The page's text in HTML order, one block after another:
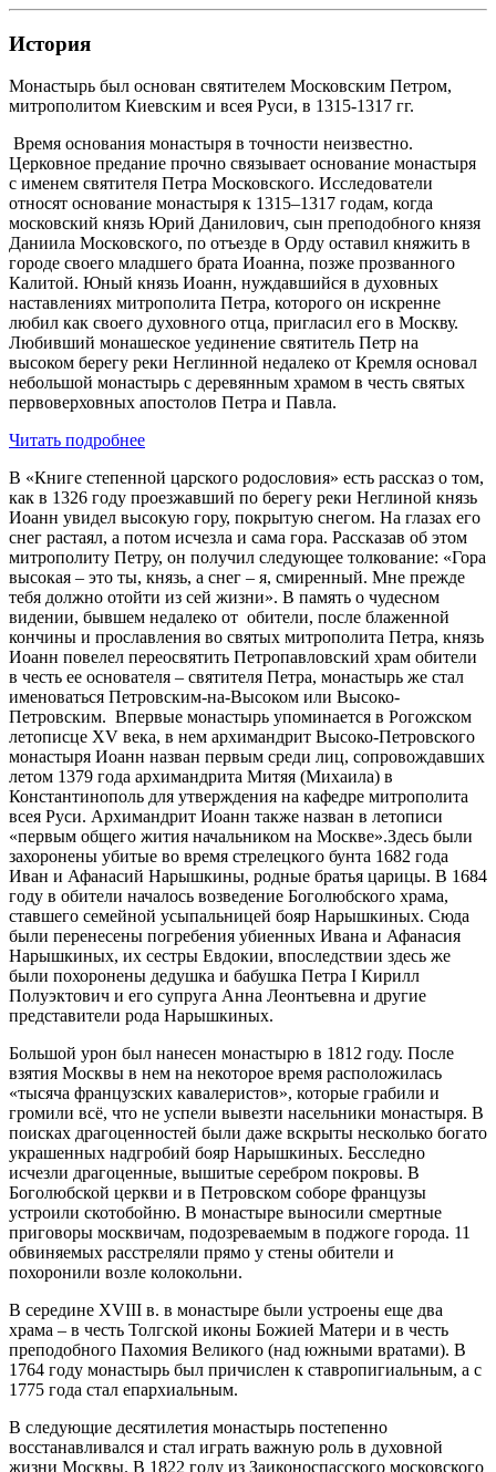
История
Монастырь был основан святителем Московским Петром,
митрополитом Киевским и всея Руси, в 1315-1317 гг.
Время основания монастыря в точности неизвестно.
Церковное предание прочно связывает основание монастыря
с именем святителя Петра Московского. Исследователи
относят основание монастыря к 1315–1317 годам, когда
московский князь Юрий Данилович, сын преподобного князя
Даниила Московского, по отъезде в Орду оставил княжить в
городе своего младшего брата Иоанна, позже прозванного
Калитой. Юный князь Иоанн, нуждавшийся в духовных
наставлениях митрополита Петра, которого он искренне
любил как своего духовного отца, пригласил его в Москву.
Любивший монашеское уединение святитель Петр на
высоком берегу реки Неглинной недалеко от Кремля основал
небольшой монастырь с деревянным храмом в честь святых
первоверховных апостолов Петра и Павла.
Читать подробнее
В «Книге степенной царского родословия» есть рассказ о том,
как в 1326 году проезжавший по берегу реки Неглиной князь
Иоанн увидел высокую гору, покрытую снегом. На глазах его
снег растаял, а потом исчезла и сама гора. Рассказав об этом
митрополиту Петру, он получил следующее толкование: «Гора
высокая – это ты, князь, а снег – я, смиренный. Мне прежде
тебя должно отойти из сей жизни». В память о чудесном
видении, бывшем недалеко от обители, после блаженной
кончины и прославления во святых митрополита Петра, князь
Иоанн повелел переосвятить Петропавловский храм обители
в честь ее основателя – святителя Петра, монастырь же стал
именоваться Петровским-на-Высоком или Высоко-
Петровским. Впервые монастырь упоминается в Рогожском
летописце XV века, в нем архимандрит Высоко-Петровского
монастыря Иоанн назван первым среди лиц, сопровождавших
летом 1379 года архимандрита Митяя (Михаила) в
Константинополь для утверждения на кафедре митрополита
всея Руси. Архимандрит Иоанн также назван в летописи
«первым общего жития начальником на Москве».Здесь были
захоронены убитые во время стрелецкого бунта 1682 года
Иван и Афанасий Нарышкины, родные братья царицы. В 1684
году в обители началось возведение Боголюбского храма,
ставшего семейной усыпальницей бояр Нарышкиных. Сюда
были перенесены погребения убиенных Ивана и Афанасия
Нарышкиных, их сестры Евдокии, впоследствии здесь же
были похоронены дедушка и бабушка Петра I Кирилл
Полуэктович и его супруга Анна Леонтьевна и другие
представители рода Нарышкиных.
Большой урон был нанесен монастырю в 1812 году. После
взятия Москвы в нем на некоторое время расположилась
«тысяча французских кавалеристов», которые грабили и
громили всё, что не успели вывезти насельники монастыря. В
поисках драгоценностей были даже вскрыты несколько богато
украшенных надгробий бояр Нарышкиных. Бесследно
исчезли драгоценные, вышитые серебром покровы. В
Боголюбской церкви и в Петровском соборе французы
устроили скотобойню. В монастыре выносили смертные
приговоры москвичам, подозреваемым в поджоге города. 11
обвиняемых расстреляли прямо у стены обители и
похоронили возле колокольни.
В середине XVIII в. в монастыре были устроены еще два
храма – в честь Толгской иконы Божией Матери и в честь
преподобного Пахомия Великого (над южными вратами). В
1764 году монастырь был причислен к ставропигиальным, а с
1775 года стал епархиальным.
В следующие десятилетия монастырь постепенно
восстанавливался и стал играть важную роль в духовной
жизни Москвы. В 1822 году из Заиконоспасского московского